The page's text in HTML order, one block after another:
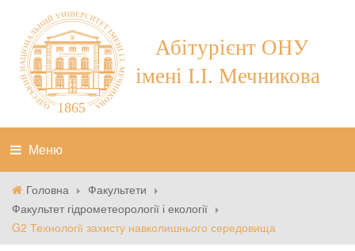
Меню
Головна
Факультети
Факультет гідрометеорології і екології
G2 Технології захисту навколишнього середовища